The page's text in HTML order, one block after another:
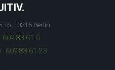
16, 10315 Berlin
609 83 61-0
- 609 83 61-23